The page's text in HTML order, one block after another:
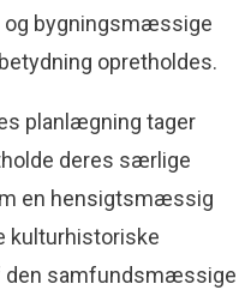
og bygningsmæssige
opretholdes.
planlægning tager
deres særlige
en hensigtsmæssig
kultur­historiske
den samfundsmæssige